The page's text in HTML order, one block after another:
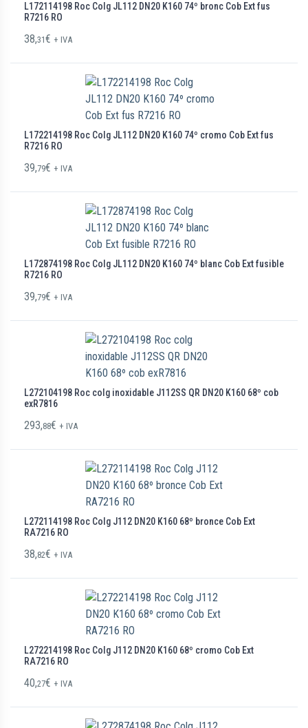
L172114198 Roc Colg JL112 DN20 K160 74º bronc Cob Ext fus
R7216 RO
38,31€ + IVA
L172214198 Roc Colg JL112 DN20 K160 74º cromo Cob Ext fus
R7216 RO
39,79€ + IVA
L172874198 Roc Colg JL112 DN20 K160 74º blanc Cob Ext fusible
R7216 RO
39,79€ + IVA
L272104198 Roc colg inoxidable J112SS QR DN20 K160 68º cob
exR7816
293,88€ + IVA
L272114198 Roc Colg J112 DN20 K160 68º bronce Cob Ext
RA7216 RO
38,82€ + IVA
L272214198 Roc Colg J112 DN20 K160 68º cromo Cob Ext
RA7216 RO
40,27€ + IVA